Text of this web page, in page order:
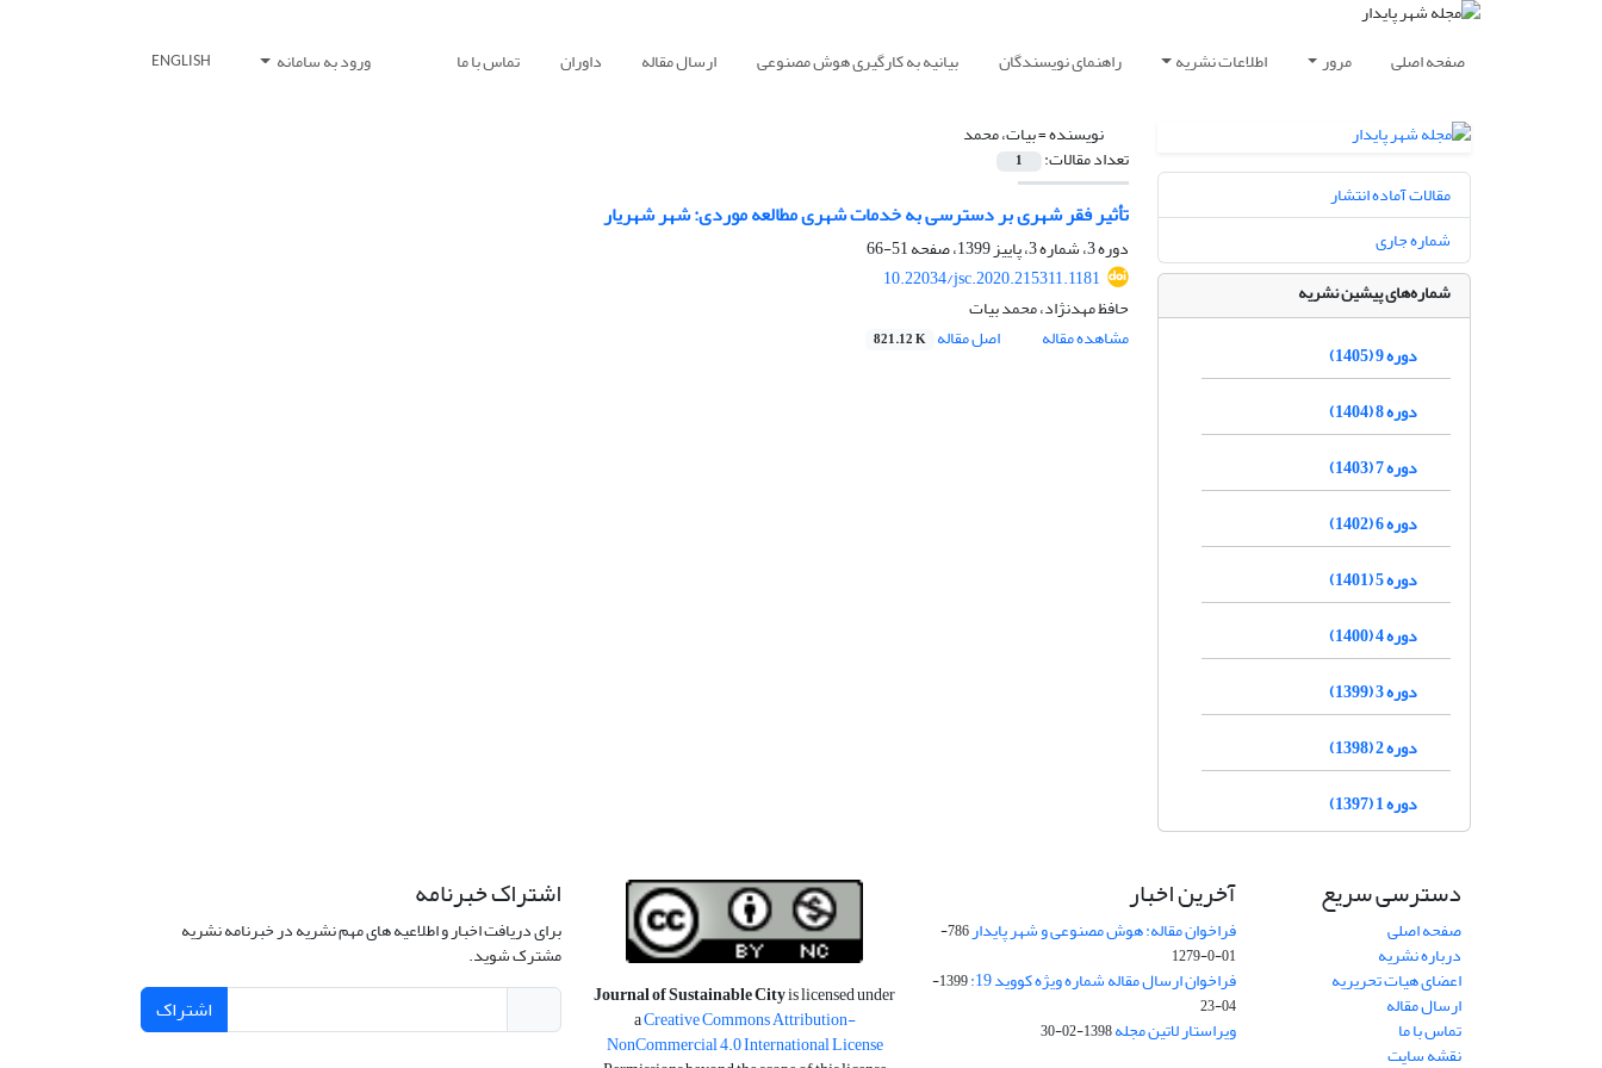
صفحه اصلی مرور اطلاعات نشریه راهنمای نویسندگان بیانیه به کارگیری هوش مصنوعی ارسال مقاله داوران تماس با ما ورود به سامانه ENGLISH
نویسنده =بیات، محمد
تعداد مقالات: 1
تأثیر فقر شهری بر دسترسی به خدمات شهری مطالعه موردی: شهر شهریار
دوره 3، شماره 3، پاییز 1399، صفحه
51-66
10.22034/jsc.2020.215311.1181
حافظ مهدنژاد، محمد بیات
مشاهده مقاله
اصل مقاله 821.12 K
مقالات آماده انتشار
شماره جاری
شماره‌های پیشین نشریه
دوره 9 (1405)
دوره 8 (1404)
دوره 7 (1403)
دوره 6 (1402)
دوره 5 (1401)
دوره 4 (1400)
دوره 3 (1399)
دوره 2 (1398)
دوره 1 (1397)
دسترسی سریع
صفحه اصلی
درباره نشریه
اعضای هیات تحریریه
ارسال مقاله
تماس با ما
نقشه سایت
آخرین اخبار
فراخوان مقاله: هوش مصنوعی و شهر پایدار
786-
01-0-1279
فراخوان ارسال مقاله شماره ویژه کووید 19:
1399-
04-23
ویراستار لاتین مجله1398-02-30
Journal of Sustainable Cityis licensed under
aCreative Commons Attribution-
NonCommercial 4.0 International License
اشتراک خبرنامه
برای دریافت اخبار و اطلاعیه های مهم نشریه در خبرنامه نشریه
مشترک شوید.
اشتراک